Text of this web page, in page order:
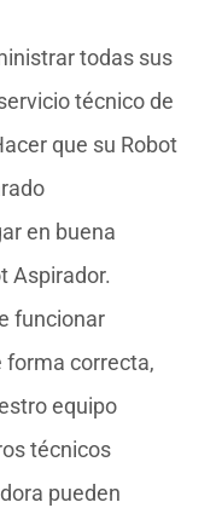
todas sus
técnico de
que su Robot
en buena
Aspirador.
funcionar
forma correcta,
equipo
técnicos
pueden